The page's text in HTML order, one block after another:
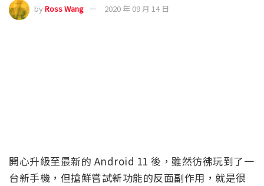
byRoss Wang 2020 年 09 月 14 日
開心升級至最新的 Android 11 後，雖然彷彿玩到了一
台新手機，但搶鮮嘗試新功能的反面副作用，就是很